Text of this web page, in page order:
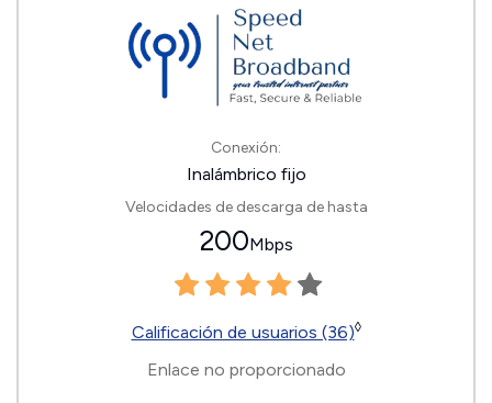
Conexión:
Inalámbrico fijo
Velocidades de descarga de hasta
200Mbps
Calificación de usuarios (36)◊
Enlace no proporcionado